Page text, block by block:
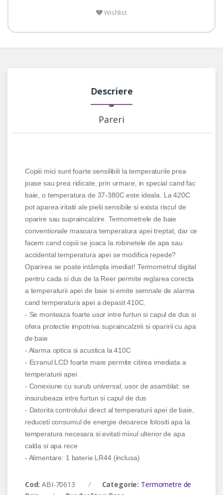
Wishlist
Descriere
Pareri
Copiii mici sunt foarte sensilibili la temperaturile prea
joase sau prea ridicate, prin urmare, in special cand fac
baie, o temperatura de 37-380C este ideala. La 420C
pot aparea iritatii ale pielii sensibile si exista riscul de
oparire sau supraincalzire. Termometrele de baie
conventionale masoara temperatura apei treptat, dar ce
facem cand copiii se joaca la robinetele de apa sau
accidental temperatura apei se modifica repede?
Oparirea se poate intâmpla imediat! Termometrul digital
pentru cada si dus de la Reer permite reglarea corecta
a temperaturii apei de baie si emite semnale de alarma
cand temperatura apei a depasit 410C.
- Se monteaza foarte usor intre furtun si capul de dus si
ofera protectie impotriva supraincalzirii si oparirii cu apa
de baie
- Alarma optica si acustica la 410C
- Ecranul LCD foarte mare permite citirea imediata a
temperaturii apei
- Conexiune cu surub universal, usor de asamblat: se
insurubeaza intre furtun si capul de dus
- Datorita controlului direct al temperaturii apei de baie,
reduceti consumul de energie deoarece folositi apa la
temperatura necesara si evitati mixul ulterior de apa
calda si apa rece
- Alimentare: 1 baterie LR44 (inclusa)
Cod:ABI-70613 Categorie: Termometre de